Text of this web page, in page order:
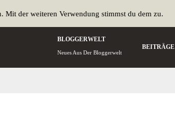
BLOGGERWELT
Neues Aus Der Bloggerwelt
BEITRÄGE
Mit der weiteren Verwendung stimmst du dem zu.